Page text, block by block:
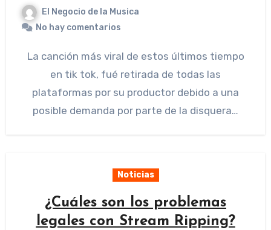
El Negocio de la Musica
No hay comentarios
La canción más viral de estos últimos tiempo
en tik tok, fué retirada de todas las
plataformas por su productor debido a una
posible demanda por parte de la disquera…
Noticias
¿Cuáles son los problemas
legales con Stream Ripping?